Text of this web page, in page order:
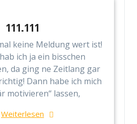
111.111
keine Meldung wert ist!
ich ja ein bisschen
da ging ne Zeitlang gar
Dann habe ich mich
motivieren“ lassen,
Weiterlesen